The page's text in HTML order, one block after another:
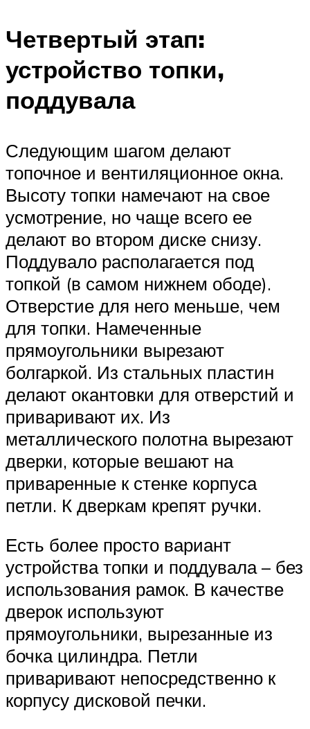
Четвертый этап:
устройство топки,
поддувала
Следующим шагом делают
топочное и вентиляционное окна.
Высоту топки намечают на свое
усмотрение, но чаще всего ее
делают во втором диске снизу.
Поддувало располагается под
топкой (в самом нижнем ободе).
Отверстие для него меньше, чем
для топки. Намеченные
прямоугольники вырезают
болгаркой. Из стальных пластин
делают окантовки для отверстий и
приваривают их. Из
металлического полотна вырезают
дверки, которые вешают на
приваренные к стенке корпуса
петли. К дверкам крепят ручки.
Есть более просто вариант
устройства топки и поддувала – без
использования рамок. В качестве
дверок используют
прямоугольники, вырезанные из
бочка цилиндра. Петли
приваривают непосредственно к
корпусу дисковой печки.